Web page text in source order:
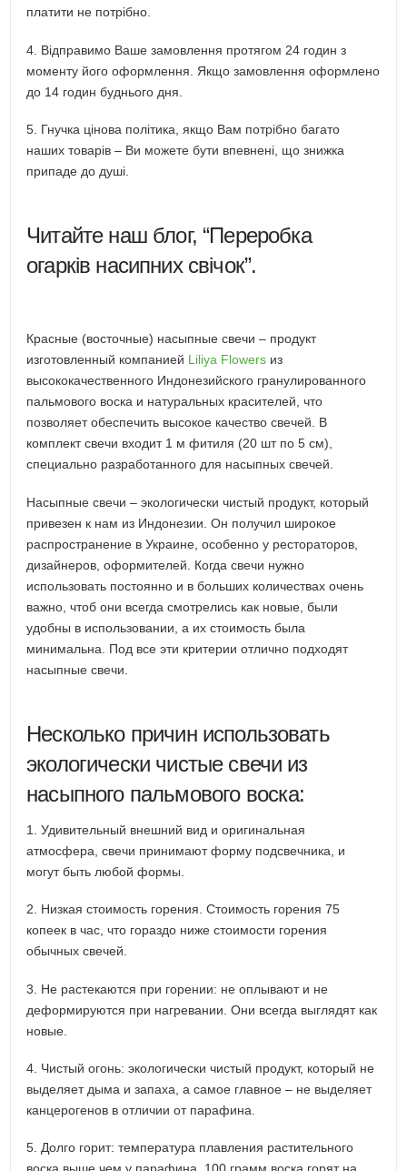
платити не потрібно.
4. Відправимо Ваше замовлення протягом 24 годин з
моменту його оформлення. Якщо замовлення оформлено
до 14 годин буднього дня.
5. Гнучка цінова політика, якщо Вам потрібно багато
наших товарів – Ви можете бути впевнені, що знижка
припаде до душі.
Читайте наш блог, “Переробка
огарків насипних свічок”.
Красные (восточные) насыпные свечи – продукт
изготовленный компанией Liliya Flowers из
высококачественного Индонезийского гранулированного
пальмового воска и натуральных красителей, что
позволяет обеспечить высокое качество свечей. В
комплект свечи входит 1 м фитиля (20 шт по 5 см),
специально разработанного для насыпных свечей.
Насыпные свечи – экологически чистый продукт, который
привезен к нам из Индонезии. Он получил широкое
распространение в Украине, особенно у рестораторов,
дизайнеров, оформителей. Когда свечи нужно
использовать постоянно и в больших количествах очень
важно, чтоб они всегда смотрелись как новые, были
удобны в использовании, а их стоимость была
минимальна. Под все эти критерии отлично подходят
насыпные свечи.
Несколько причин использовать
экологически чистые свечи из
насыпного пальмового воска:
1. Удивительный внешний вид и оригинальная
атмосфера, свечи принимают форму подсвечника, и
могут быть любой формы.
2. Низкая стоимость горения. Стоимость горения 75
копеек в час, что гораздо ниже стоимости горения
обычных свечей.
3. Не растекаются при горении: не оплывают и не
деформируются при нагревании. Они всегда выглядят как
новые.
4. Чистый огонь: экологически чистый продукт, который не
выделяет дыма и запаха, а самое главное – не выделяет
канцерогенов в отличии от парафина.
5. Долго горит: температура плавления растительного